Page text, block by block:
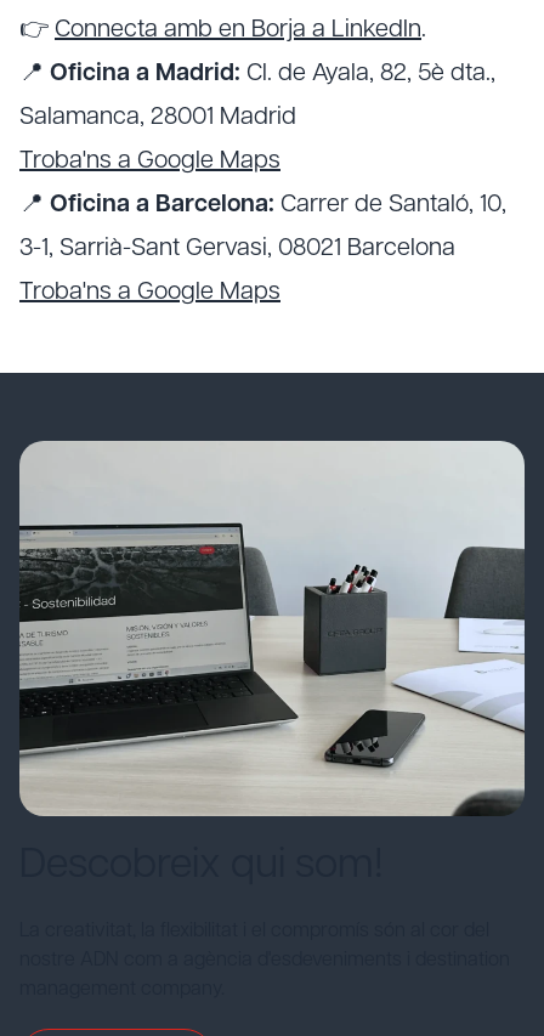
👉 Connecta amb en Borja a LinkedIn.
📍 Oficina a Madrid: Cl. de Ayala, 82, 5è dta.,
Salamanca, 28001 Madrid
Troba'ns a Google Maps
📍 Oficina a Barcelona: Carrer de Santaló, 10,
3-1, Sarrià-Sant Gervasi, 08021 Barcelona
Troba'ns a Google Maps